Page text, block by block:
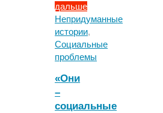
дальше
"Яна
Байгот:
«Прежде
всего
думать:
а
как
Непридуманные
истории,
Социальные
проблемы
«Они
–
социальные